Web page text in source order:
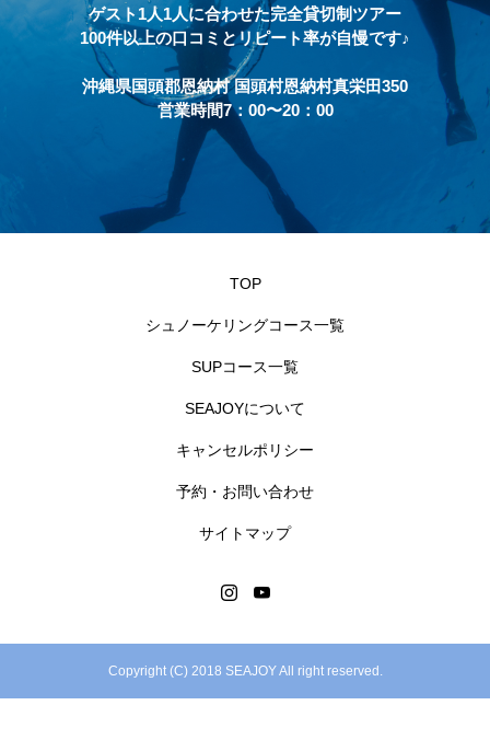
ゲスト1人1人に合わせた完全貸切制ツアー
100件以上の口コミとリピート率が自慢です♪
沖縄県国頭郡恩納村 国頭村恩納村真栄田350
営業時間7：00〜20：00
TOP
シュノーケリングコース一覧
SUPコース一覧
SEAJOYについて
キャンセルポリシー
予約・お問い合わせ
サイトマップ
Copyright (C) 2018 SEAJOY All right reserved.